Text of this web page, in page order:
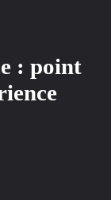
: point